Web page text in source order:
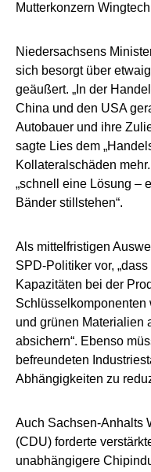
Mutterkonzern
Niedersachsens
sich besorgt über
geäußert. „In der
China und den USA
Autobauer und ihre
sagte Lies dem
Kollateralschäden
„schnell eine Lösung –
Bänder stillstehen“.
Als mittelfristigen
SPD-Politiker vor,
Kapazitäten bei der
und grünen Materialien
absichern“. Ebenso
befreundeten
Abhängigkeiten zu
Auch Sachsen-Anhalts
(CDU) forderte
unabhängigere